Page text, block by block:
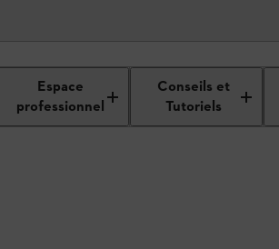
Espace
professionnel
Conseils et
Tutoriels